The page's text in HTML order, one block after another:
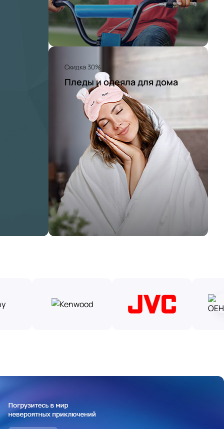
Скидка 30%
Пледы и одеяла для дома